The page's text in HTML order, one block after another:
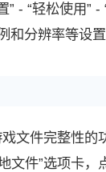
- “轻松使用”
分辨率等设
文件完整性的
文件”选项卡，